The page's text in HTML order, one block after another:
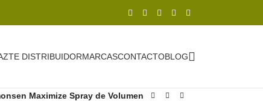
DISTRIBUIDORMARCASCONTACTOBLOG
Maximize Spray de Volumen